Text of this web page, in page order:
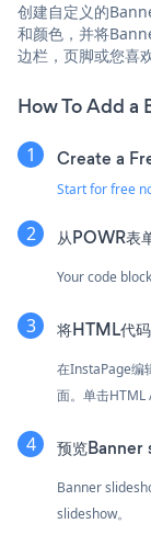
创建自定义的
和颜色，并将
边栏，页脚或您喜
How To Add a
Create a
Start for free
从POWR表
Your code
将HTML代
在InstaPage编
面。单击HTML
预览Banner
Banner
slideshow。